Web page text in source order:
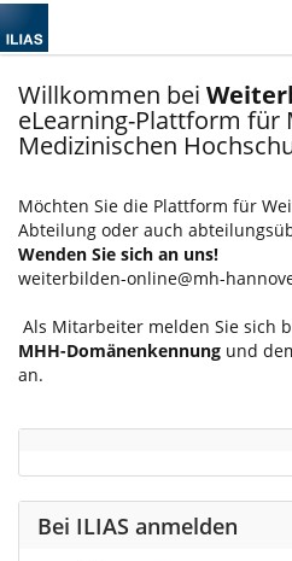
Willkommen bei
eLearning-Plattform
Medizinischen
Möchten Sie die Plattform für
Abteilung oder auch
Wenden Sie sich an uns!
weiterbilden-online@mh-
Als Mitarbeiter melden Sie sich
MHH-Domänenkennung und
an.
Bei ILIAS anmelden